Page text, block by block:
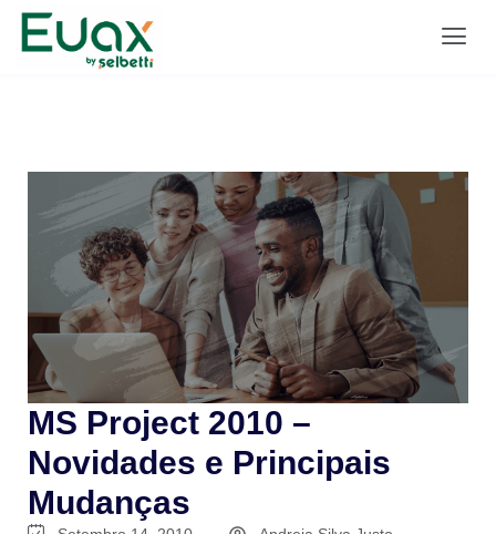
MS Project 2010 –
Novidades e Principais
Mudanças